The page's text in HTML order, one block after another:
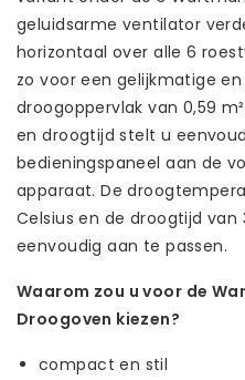
geluidsarme ventilator
horizontaal over alle 6
zo voor een gelijkmatige
droogoppervlak van 0,59
en droogtijd stelt u
bedieningspaneel aan de
apparaat. De
Celsius en de droogtijd
eenvoudig aan te passen.
Waarom zou u voor de
Droogoven kiezen?
compact en stil